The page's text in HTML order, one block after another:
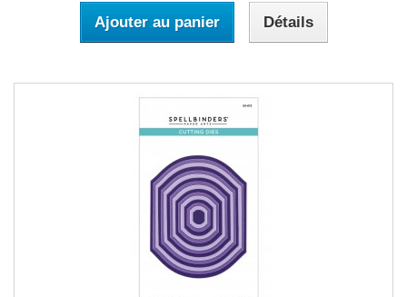
Ajouter au panier Détails